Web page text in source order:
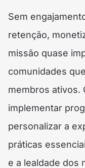
Sem
retenção,
missão quase
comunidades
membros ativos.
implementar
personalizar a
práticas
e a lealdade dos